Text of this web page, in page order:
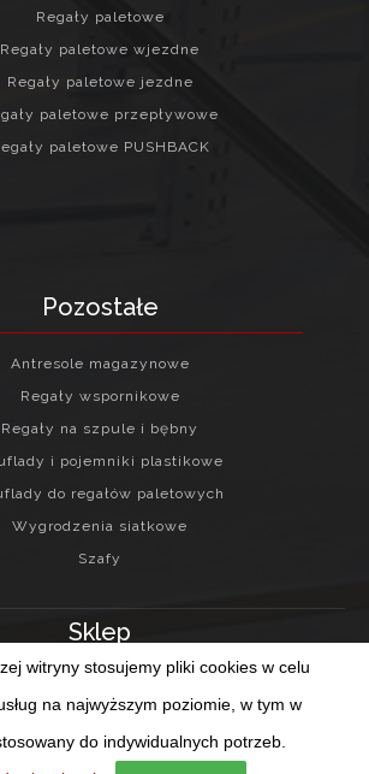
Regały paletowe
Regały paletowe wjezdne
Regały paletowe jezdne
paletowe przepływowe
paletowe PUSHBACK
Pozostałe
Antresole magazynowe
Regały wspornikowe
Regały na szpule i bębny
i pojemniki plastikowe
do regałów paletowych
Wygrodzenia siatkowe
Szafy
Sklep
witryny stosujemy pliki cookies w celu
na najwyższym poziomie, w tym w
do indywidualnych potrzeb.